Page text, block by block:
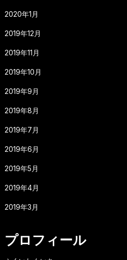
2020年1月
2019年12月
2019年11月
2019年10月
2019年9月
2019年8月
2019年7月
2019年6月
2019年5月
2019年4月
2019年3月
プロフィール